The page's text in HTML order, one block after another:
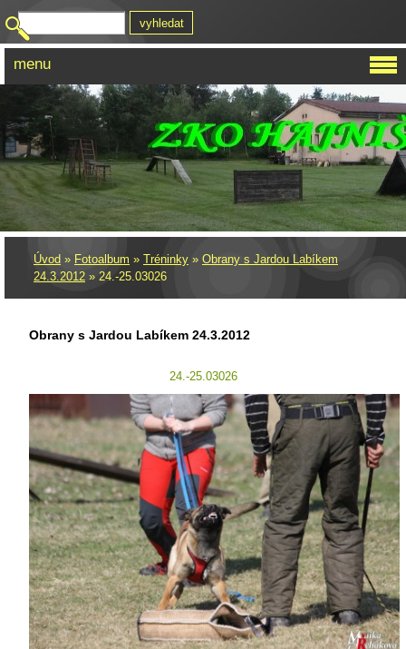
Úvod » Fotoalbum » Tréninky » Obrany s Jardou Labíkem
24.3.2012 » 24.-25.03026
Obrany s Jardou Labíkem 24.3.2012
24.-25.03026
menu